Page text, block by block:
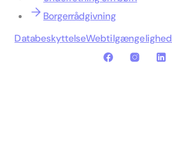
Borgerrådgivning
DatabeskyttelseWebtilgængelighed